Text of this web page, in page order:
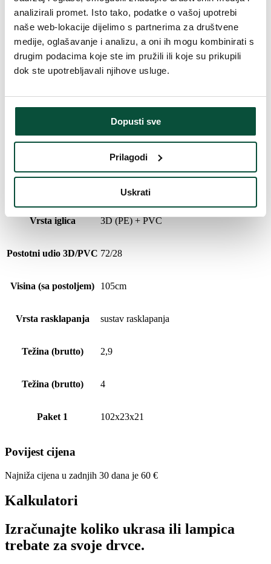
analizirali promet. Isto tako, podatke o vašoj upotrebi
naše web-lokacije dijelimo s partnerima za društvene
medije, oglašavanje i analizu, a oni ih mogu kombinirati s
drugim podacima koje ste im pružili ili koje su prikupili
dok ste upotrebljavali njihove usluge.
Dopusti sve
Prilagodi
Uskrati
Broj dijelova 1
Ukupan broj grančica 632
455
60 cm
Vrsta iglica 3D (PE) + PVC
Postotni udio 3D/PVC 72/28
Visina (sa postoljem) 105cm
Vrsta rasklapanja sustav rasklapanja
Težina (brutto) 2,9
Težina (brutto) 4
Paket 1 102x23x21
Povijest cijena
Najniža cijena u zadnjih 30 dana je 60 €
Kalkulatori
Izračunajte koliko ukrasa ili lampica
trebate za svoje drvce.